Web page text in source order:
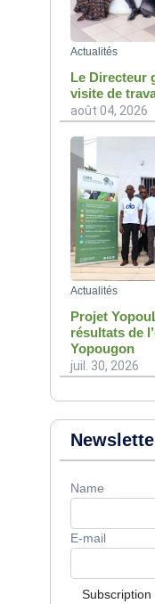
Actualités
Le Directeur
visite de
août 04, 2026
Actualités
Projet
résultats de
Yopougon
juil. 30, 2026
Name
E-mail
Subscription